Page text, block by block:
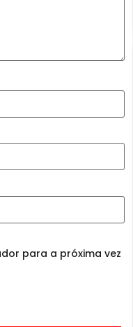
para a próxima vez